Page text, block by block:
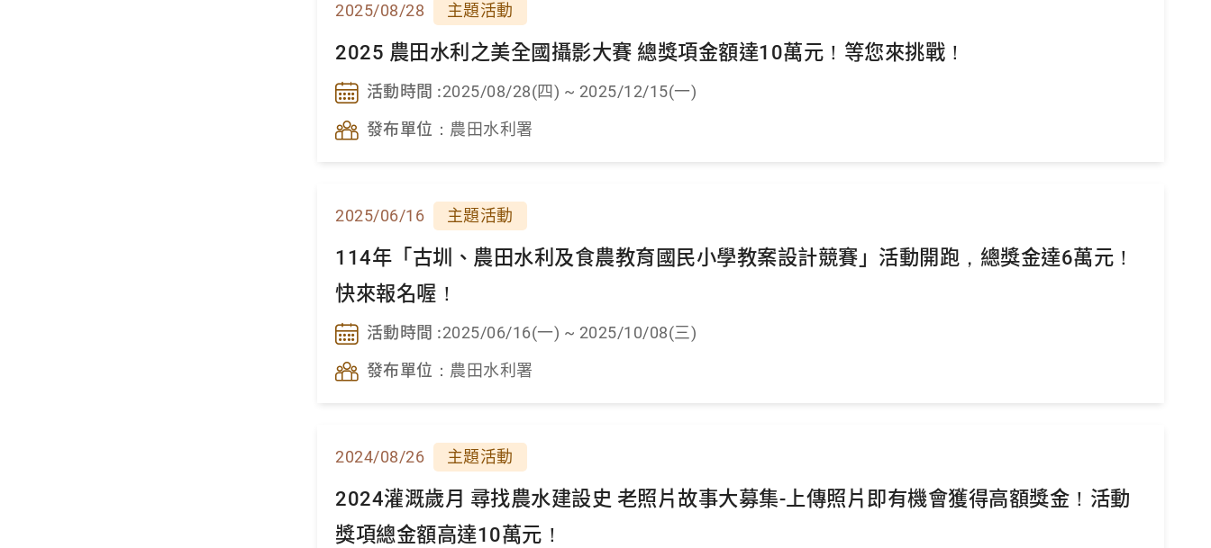
2025/08/28 主題活動
2025 農田水利之美全國攝影大賽 總獎項金額達10萬元！等您來挑戰！
活動時間 :2025/08/28(四) ~ 2025/12/15(一)
發布單位： 農田水利署
2025/06/16 主題活動
114年「古圳、農田水利及食農教育國民小學教案設計競賽」活動開跑，總獎金達6萬元！
快來報名喔！
活動時間 :2025/06/16(一) ~ 2025/10/08(三)
發布單位： 農田水利署
2024/08/26 主題活動
2024灌溉歲月 尋找農水建設史 老照片故事大募集-上傳照片即有機會獲得高額獎金！活動
獎項總金額高達10萬元！